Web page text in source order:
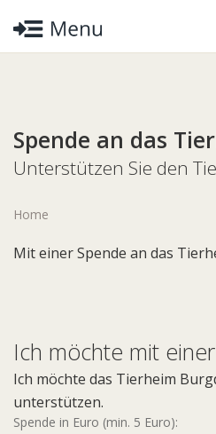
Spende an das
Unterstützen Sie den
Home
Mit einer Spende an das
Ich möchte mit
Ich möchte das Tierheim
unterstützen.
Spende in Euro (min. 5 Euro):